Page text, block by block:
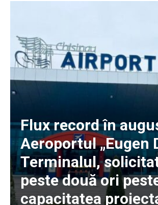
Flux record în
Aeroportul „Eugen
Terminalul,
peste două ori
capacitatea